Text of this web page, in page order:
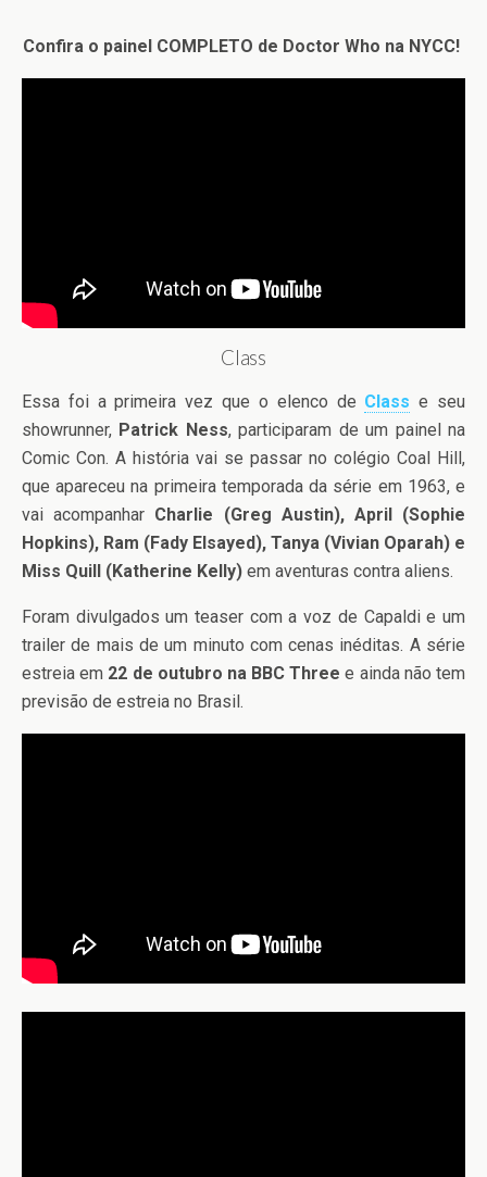
Confira o painel COMPLETO de Doctor Who na NYCC!
Class
Essa foi a primeira vez que o elenco de Class e seu
showrunner, Patrick Ness, participaram de um painel na
Comic Con. A história vai se passar no colégio Coal Hill,
que apareceu na primeira temporada da série em 1963, e
vai acompanhar Charlie (Greg Austin), April (Sophie
Hopkins), Ram (Fady Elsayed), Tanya (Vivian Oparah) e
Miss Quill (Katherine Kelly) em aventuras contra aliens.
Foram divulgados um teaser com a voz de Capaldi e um
trailer de mais de um minuto com cenas inéditas. A série
estreia em 22 de outubro na BBC Three e ainda não tem
previsão de estreia no Brasil.